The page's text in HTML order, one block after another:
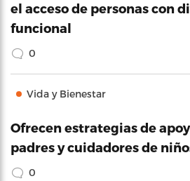
el acceso de personas con
funcional
0
Vida y Bienestar
Ofrecen estrategias de
padres y cuidadores de
0